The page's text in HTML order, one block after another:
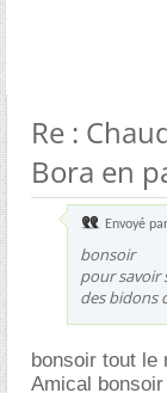
Re :
Bora en
Envoyé par
bonsoir
pour savoir
des bidons
bonsoir tout le
Amical